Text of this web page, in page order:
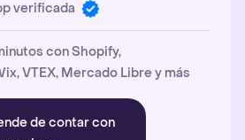
verificada
con Shopify,
VTEX, Mercado Libre y más
de contar con